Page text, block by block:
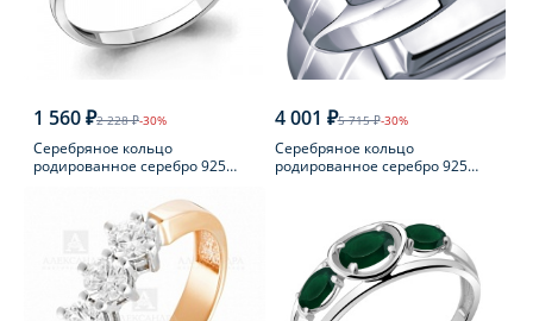
1 560 ₽2 228 ₽-30%
Серебряное кольцо
родированное серебро 925
4 001 ₽5 715 ₽-30%
Серебряное кольцо
родированное серебро 925